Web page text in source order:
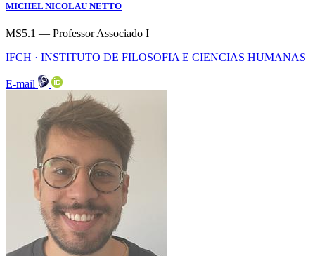
MICHEL NICOLAU NETTO
MS5.1 — Professor Associado I
IFCH · INSTITUTO DE FILOSOFIA E CIENCIAS HUMANAS
E-mail